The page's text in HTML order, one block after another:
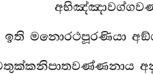
ඉති මනොරථපූරණියා